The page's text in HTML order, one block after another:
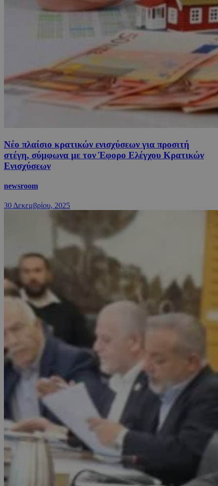
Νέο πλαίσιο κρατικών ενισχύσεων για προσιτή
στέγη, σύμφωνα με τον Έφορο Ελέγχου Κρατικών
Ενισχύσεων
newsroom
30 Δεκεμβρίου, 2025